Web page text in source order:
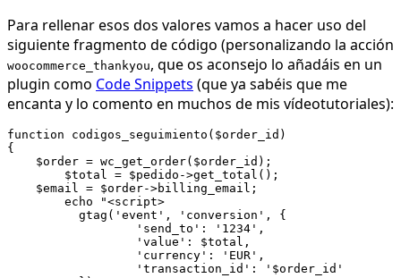
Para rellenar esos dos valores vamos a hacer uso del
siguiente fragmento de código (personalizando la acción
woocommerce_thankyou, que os aconsejo lo añadáis en un
plugin como Code Snippets (que ya sabéis que me
encanta y lo comento en muchos de mis vídeotutoriales):
function codigos_seguimiento($order_id)
{
    $order = wc_get_order($order_id);
    $email = $order->billing_email;